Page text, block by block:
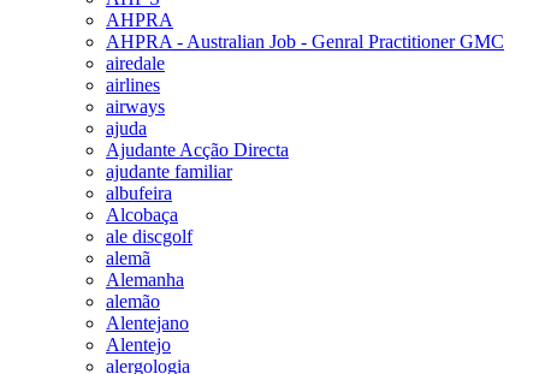
AHPRA
AHPRA - Australian Job - Genral Practitioner GMC
airedale
airlines
airways
ajuda
Ajudante Acção Directa
ajudante familiar
albufeira
Alcobaça
ale discgolf
alemã
Alemanha
alemão
Alentejano
Alentejo
alergologia